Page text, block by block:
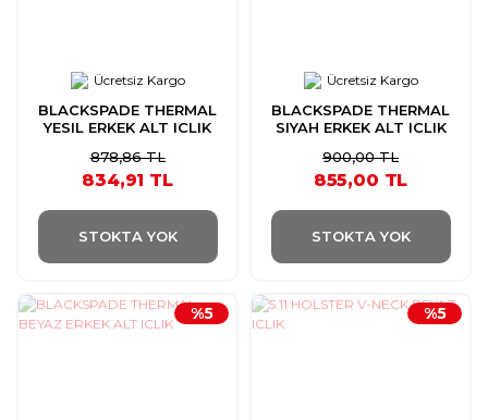
Ücretsiz Kargo
BLACKSPADE THERMAL
YESIL ERKEK ALT ICLIK
878,86 TL
834,91 TL
STOKTA YOK
Ücretsiz Kargo
BLACKSPADE THERMAL
SIYAH ERKEK ALT ICLIK
900,00 TL
855,00 TL
STOKTA YOK
%5 %5